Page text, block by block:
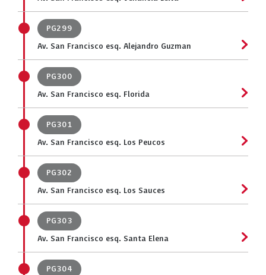
PG299
Av. San Francisco esq. Alejandro Guzman
PG300
Av. San Francisco esq. Florida
PG301
Av. San Francisco esq. Los Peucos
PG302
Av. San Francisco esq. Los Sauces
PG303
Av. San Francisco esq. Santa Elena
PG304